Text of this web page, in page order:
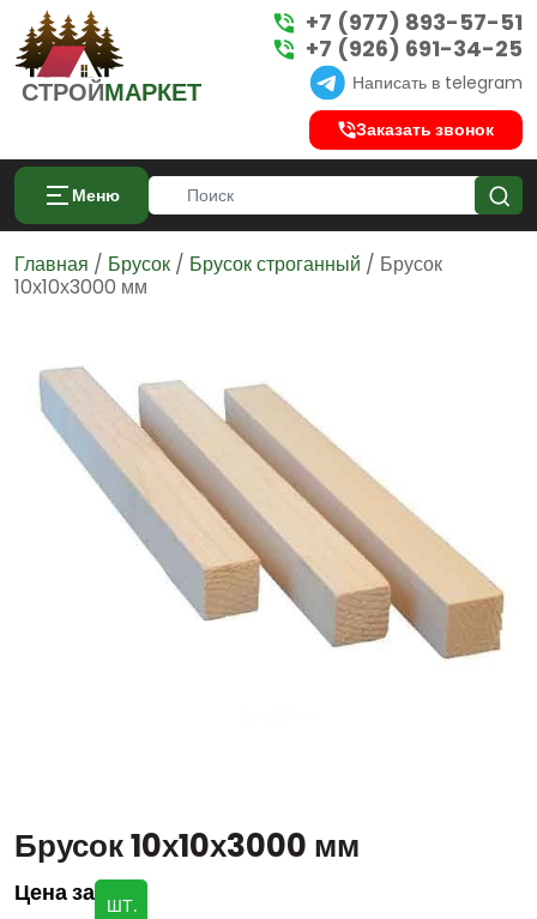
СТРОЙМАРКЕТ
+7 (977) 893-57-51
+7 (926) 691-34-25
Написать в telegram
Заказать звонок
Меню
Главная / Брусок / Брусок строганный / Брусок
10х10х3000 мм
Брусок 10х10х3000 мм
Цена за ШТ.